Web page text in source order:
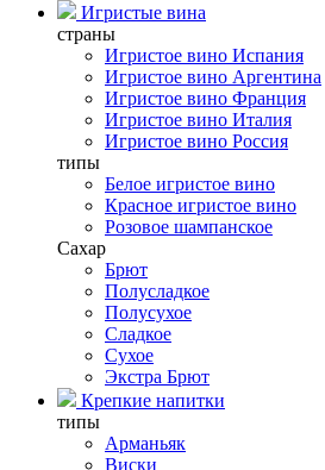
Игристые вина
страны
Игристое вино Испания
Игристое вино Аргентина
Игристое вино Франция
Игристое вино Италия
Игристое вино Россия
типы
Белое игристое вино
Красное игристое вино
Розовое шампанское
Сахар
Брют
Полусладкое
Полусухое
Сладкое
Сухое
Экстра Брют
Крепкие напитки
типы
Арманьяк
Виски